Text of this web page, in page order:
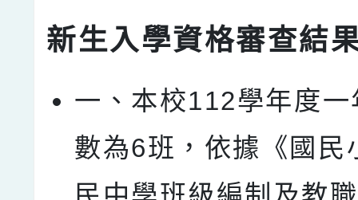
新生入學資格審查結
一、本校112學年度
數為6班，依據《國民